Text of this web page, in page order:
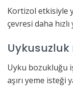
Kortizol etkisiyle
çevresi daha hızlı
Uykusuzluk
Uyku bozukluğu
aşırı yeme isteği